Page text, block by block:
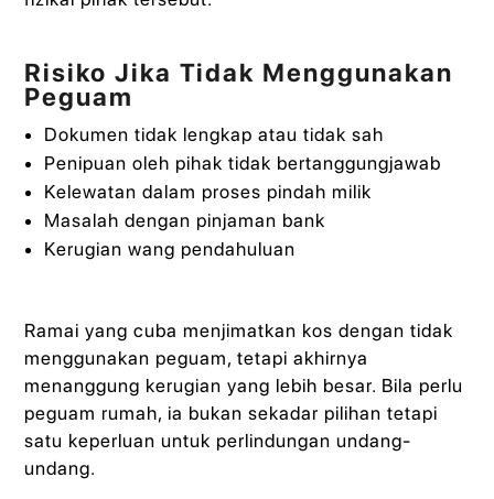
Risiko Jika Tidak Menggunakan
Peguam
Dokumen tidak lengkap atau tidak sah
Penipuan oleh pihak tidak bertanggungjawab
Kelewatan dalam proses pindah milik
Masalah dengan pinjaman bank
Kerugian wang pendahuluan
Ramai yang cuba menjimatkan kos dengan tidak
menggunakan peguam, tetapi akhirnya
menanggung kerugian yang lebih besar. Bila perlu
peguam rumah, ia bukan sekadar pilihan tetapi
satu keperluan untuk perlindungan undang-
undang.